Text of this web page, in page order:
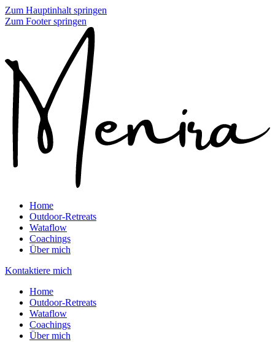
Zum Hauptinhalt springen
Zum Footer springen
Home
Outdoor-Retreats
Wataflow
Coachings
Über mich
Kontaktiere mich
Home
Outdoor-Retreats
Wataflow
Coachings
Über mich